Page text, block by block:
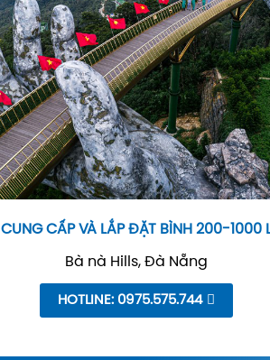
CUNG CẤP VÀ LẮP ĐẶT BÌNH 200-1000
Bà nà Hills, Đà Nẵng
HOTLINE: 0975.575.744